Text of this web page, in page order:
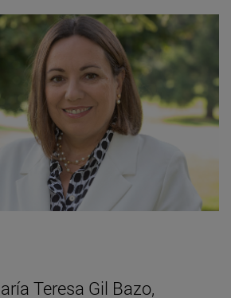
Teresa Gil Bazo,